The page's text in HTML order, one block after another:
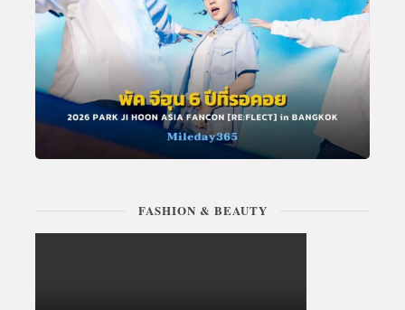
FASHION & BEAUTY